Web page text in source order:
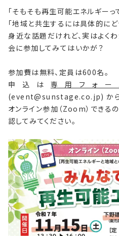
「そもそも再生可能エネルギーっ
「地域と共生するには具体的にど
身近な話題だけれど、実はよく
会に参加してみてはいかが？
参加費は無料、定員は600名。
申込は 専用フォー
(event@sunstage.co.jp) から
オンライン参加（Zoom）できる
認してみてください。